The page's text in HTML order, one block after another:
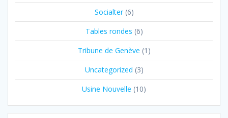
Socialter(6)
Tables rondes (6)
Tribune de Genève (1)
Uncategorized (3)
Usine Nouvelle (10)